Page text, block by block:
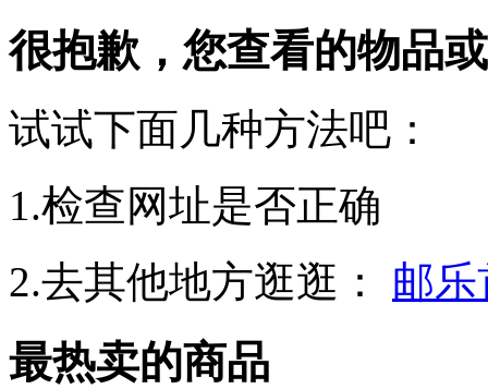
很抱歉，您查看的物品
试试下面几种方法吧：
1.检查网址是否正确
2.去其他地方逛逛：
邮
最热卖的商品